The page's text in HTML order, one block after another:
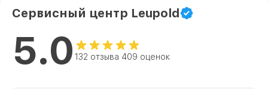
Сервисный центр Leupold
5.0 132 отзыва 409 оценок